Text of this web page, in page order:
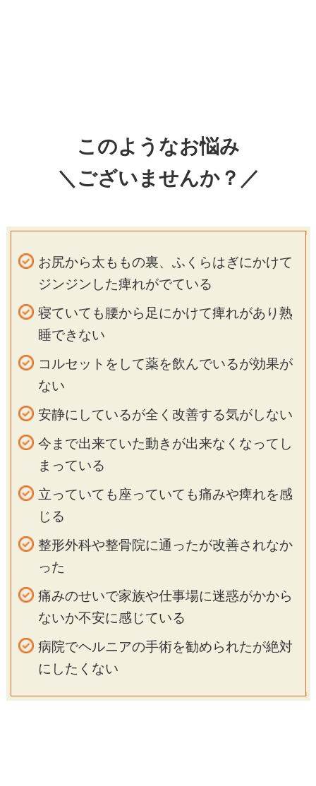
このようなお悩み
＼ございませんか？／
お尻から太ももの裏、ふくらはぎにかけて
ジンジンした痺れがでている
寝ていても腰から足にかけて痺れがあり熟
睡できない
コルセットをして薬を飲んでいるが効果が
ない
安静にしているが全く改善する気がしない
今まで出来ていた動きが出来なくなってし
まっている
立っていても座っていても痛みや痺れを感
じる
整形外科や整骨院に通ったが改善されなか
った
痛みのせいで家族や仕事場に迷惑がかから
ないか不安に感じている
病院でヘルニアの手術を勧められたが絶対
にしたくない